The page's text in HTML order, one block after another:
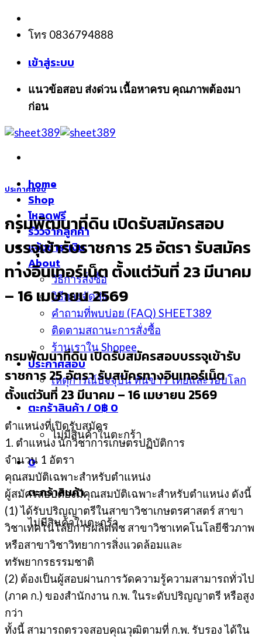
Skip
content
โทร 0836794888
เข้าสู่ระบบ
แนวข้อสอบ ส่งด่วน เนื้อหาครบ คุณภาพต้องมา
ก่อน
home
Shop
โหลดฟรี
รีวิวจากลูกค้า
แจ้งชำระเงิน
About
วิธีการสั่งซื้อ
วิธีการจัดส่ง
คำถามที่พบบ่อย (FAQ) SHEET389
ติดตามสถานะการสั่งซื้อ
ร้านเราใน Shopee
ประกาศสอบ
เหตุการณ์ปัจจุบัน ทันข่าว ไทยและรอบโลก
ตะกร้าสินค้า /0฿ 0
ไม่มีสินค้าในตะกร้า
0
ตะกร้าสินค้า
ไม่มีสินค้าในตะกร้า
ประกาศสอบ
กรมพัฒนาที่ดิน เปิดรับสมัครสอบ
บรรจุเข้ารับราชการ 25 อัตรา รับสมัคร
ทางอินเทอร์เน็ต ตั้งแต่วันที่ 23 มีนาคม
– 16 เมษายน 2569
กรมพัฒนาที่ดิน เปิดรับสมัครสอบบรรจุเข้ารับ
ราชการ 25 อัตรา รับสมัครทางอินเทอร์เน็ต
ตั้งแต่วันที่ 23 มีนาคม – 16 เมษายน 2569
ตำแหน่งที่เปิดรับสมัคร
1. ตำแหน่ง นักวิชาการเกษตรปฏิบัติการ
จำนวน 1 อัตรา
คุณสมบัติเฉพาะสำหรับตำแหน่ง
ผู้สมัครสอบต้องมีคุณสมบัติเฉพาะสำหรับตำแหน่ง ดังนี้
(1) ได้รับปริญญาตรีในสาขาวิชาเกษตรศาสตร์ สาขา
วิชาเทคโนโลยีการผลิตพืช สาขาวิชาเทคโนโลยีชีวภาพ
หรือสาขาวิชาวิทยาการสิ่งแวดล้อมและ
ทรัพยากรธรรมชาติ
(2) ต้องเป็นผู้สอบผ่านการวัดความรู้ความสามารถทั่วไป
(ภาค ก.) ของสำนักงาน ก.พ. ในระดับปริญญาตรี หรือสูง
กว่า
ทั้งนี้ สามารถตรวจสอบคุณวุฒิตามที่ ก.พ. รับรอง ได้ใน